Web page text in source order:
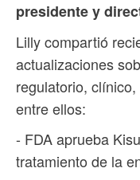
presidente y
Lilly compartió
actualizaciones
regulatorio,
entre ellos:
- FDA aprueba
tratamiento de la